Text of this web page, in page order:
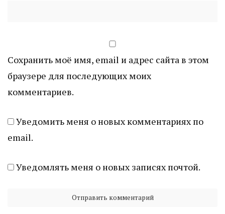
Сохранить моё имя, email и адрес сайта в этом
браузере для последующих моих
комментариев.
Уведомить меня о новых комментариях по
email.
Уведомлять меня о новых записях почтой.